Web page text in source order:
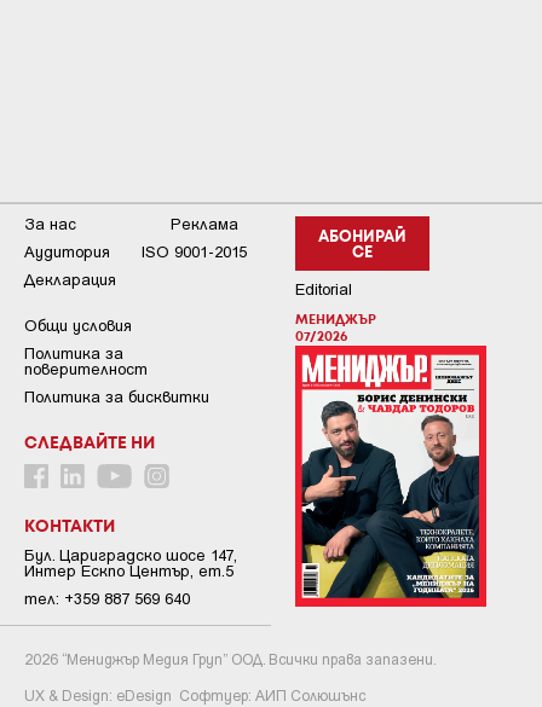
АБОНИРАЙ
СЕ
Editorial
МЕНИДЖЪР
07/2026
За нас
Реклама
Аудитория
ISO 9001-2015
Декларация
Общи условия
Пoлитикa зa
пoвepитeлнocт
Политика за бисквитки
СЛЕДВАЙТЕ НИ
КОНТАКТИ
Бул. Цариградско шосе 147,
Интер Ескпо Център, ет.5
тел: +359 887 569 640
2026 “Мениджър Медия Груп” ООД. Всички права запазени.
UX & Design: eDesign Софтуер: АИП Солюшънс